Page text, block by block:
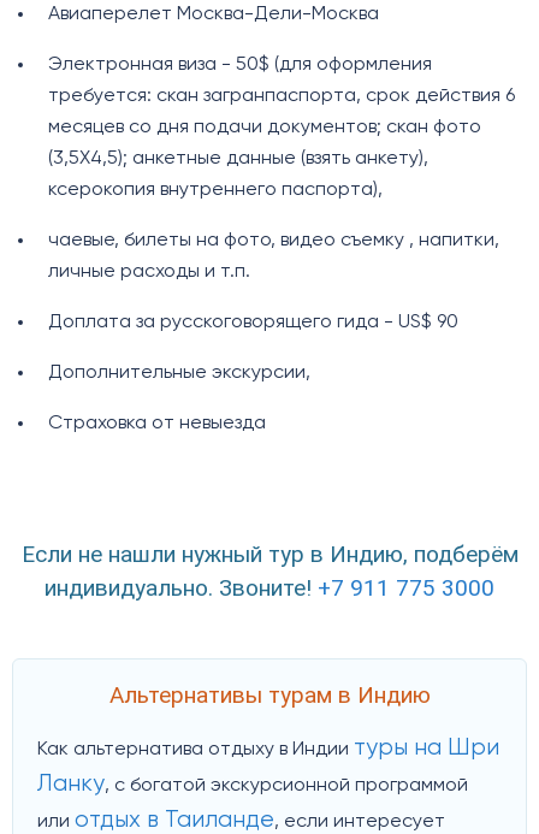
Авиаперелет Москва-Дели-Москва
Электронная виза - 50$ (для оформления
требуется: скан загранпаспорта, срок действия 6
месяцев со дня подачи документов; скан фото
(3,5Х4,5); анкетные данные (взять анкету),
ксерокопия внутреннего паспорта),
чаевые, билеты на фото, видео съемку , напитки,
личные расходы и т.п.
Доплата за русскоговорящего гида - US$ 90
Дополнительные экскурсии,
Cтраховка от невыезда
Если не нашли нужный тур в Индию, подберём
индивидуально. Звоните! +7 911 775 3000
Альтернативы турам в Индию
Как альтернатива отдыху в Индии туры на Шри
Ланку, с богатой экскурсионной программой
или отдых в Таиланде, если интересует